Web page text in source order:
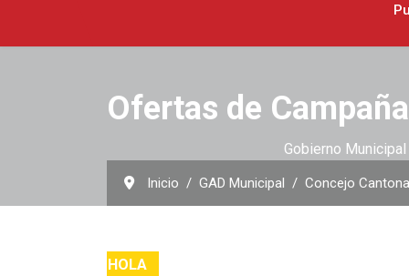
Ofertas de Campaña
Gobierno
Inicio GAD Municipal Concejo
HOLA